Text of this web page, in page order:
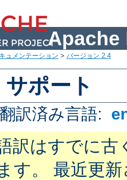
Apache
ュメンテーション > バージョン 2.4
ポート
翻訳済み言語:
訳はすでに古
す。 最近更